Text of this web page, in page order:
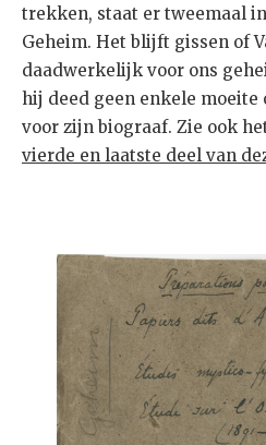
trekken, staat er tweemaal
Geheim. Het blijft gissen of
daadwerkelijk voor ons
hij deed geen enkele moeite
voor zijn biograaf. Zie ook
vierde en laatste deel van